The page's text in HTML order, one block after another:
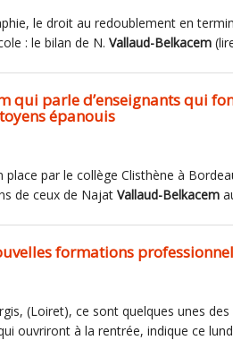
le droit au redoublement en
: le bilan de N. Vallaud-Belkacem
qui parle d’enseignants qui
épanouis
place par le collège Clisthène à
de ceux de Najat Vallaud-Belkacem
formations
(Loiret), ce sont quelques unes des
ouvriront à la rentrée, indique ce